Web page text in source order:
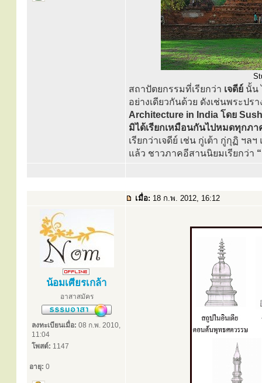
สถาปัตยกรรมที่เรียกว่า เจดีย์ นั้น
อย่างเดียวกันด้วย ดังเช่นพระปร
Architecture in India โดย
มิได้เรียกเหมือนกันไปหมดทุกภา
เรียกว่าเจดีย์ เช่น กู่เต้า กู่กุฏิ ฯ
แล้ว ชาวภาคอีสานนิยมเรียกว่า
เมื่อ: 18 ก.พ. 2012, 16:12
น้อมเศียรเกล้า
อาสาสมัคร
ลงทะเบียนเมื่อ: 08 ก.พ. 2010,
11:04
โพสต์: 1147
อายุ: 0